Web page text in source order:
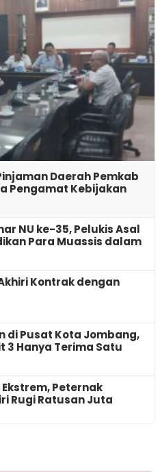
Daerah Pemkab
Pengamat Kebijakan
NU ke-35, Pelukis Asal
Para Muassis dalam
Kontrak dengan
di Pusat Kota Jombang,
3 Hanya Terima Satu
Peternak
Rugi Ratusan Juta